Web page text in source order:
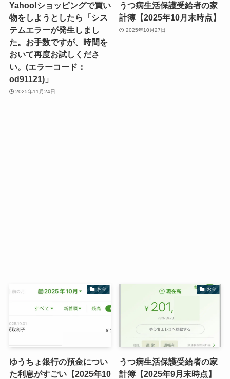
Yahoo!ショッピングで買い
物をしようとしたら「シス
テムエラーが発生しまし
た。お手数ですが、時間を
おいて再度お試しくださ
い。(エラーコード：
od91121)」
2025年11月24日
うつ病生活保護受給者の家
計簿【2025年10月末時点】
2025年10月27日
お金
ゆうちょ銀行の預金につい
た利息がすごい【2025年10
お金
うつ病生活保護受給者の家
計簿【2025年9月末時点】